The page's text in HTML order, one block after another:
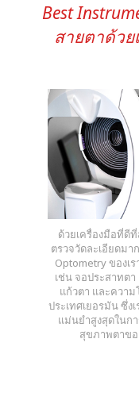
Best
สายตาด้ว
ด้วยเครื่องมือที่ดี
ตรวจวัดละเอียดมา
Optometry ของเ
เช่น จอประสาทต
แก้วตา และควา
ประเทศเยอรมัน ซึ่ง
แม่นยำสูงสุดในก
สุขภาพตาขอ